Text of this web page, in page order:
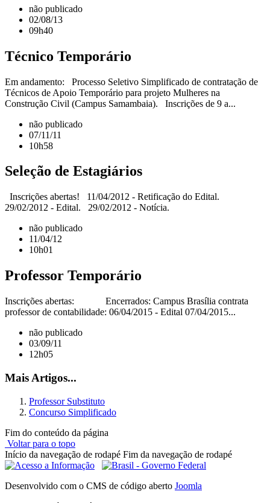
não publicado
02/08/13
09h40
Técnico Temporário
Em andamento: Processo Seletivo Simplificado de contratação de
Técnicos de Apoio Temporário para projeto Mulheres na
Construção Civil (Campus Samambaia). Inscrições de 9 a...
não publicado
07/11/11
10h58
Seleção de Estagiários
Inscrições abertas! 11/04/2012 - Retificação do Edital.
29/02/2012 - Edital. 29/02/2012 - Notícia.
não publicado
11/04/12
10h01
Professor Temporário
Inscrições abertas: Encerrados: Campus Brasília contrata
professor de contabilidade: 06/04/2015 - Edital 07/04/2015...
não publicado
03/09/11
12h05
Mais Artigos...
Professor Substituto
Concurso Simplificado
Fim do conteúdo da página
Voltar para o topo
Início da navegação de rodapé Fim da navegação de rodapé
Desenvolvido com o CMS de código aberto Joomla